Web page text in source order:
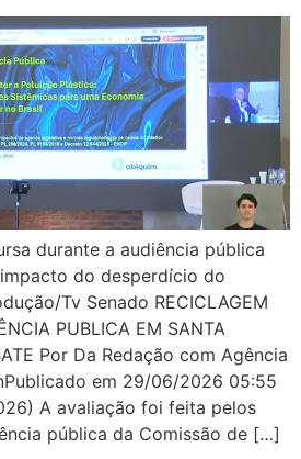
durante a audiência pública
do desperdício do
Tv Senado RECICLAGEM
PUBLICA EM SANTA
Por Da Redação com Agência
em 29/06/2026 05:55
A avaliação foi feita pelos
pública da Comissão de […]